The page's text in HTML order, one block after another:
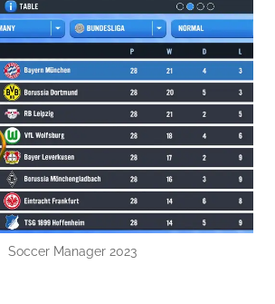
Soccer Manager 2023